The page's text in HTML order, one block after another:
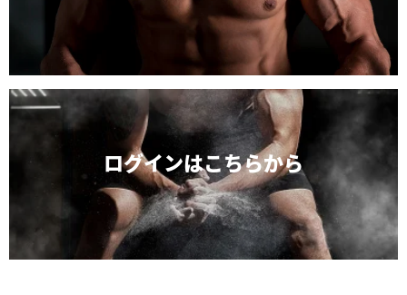
ログインはこちらから